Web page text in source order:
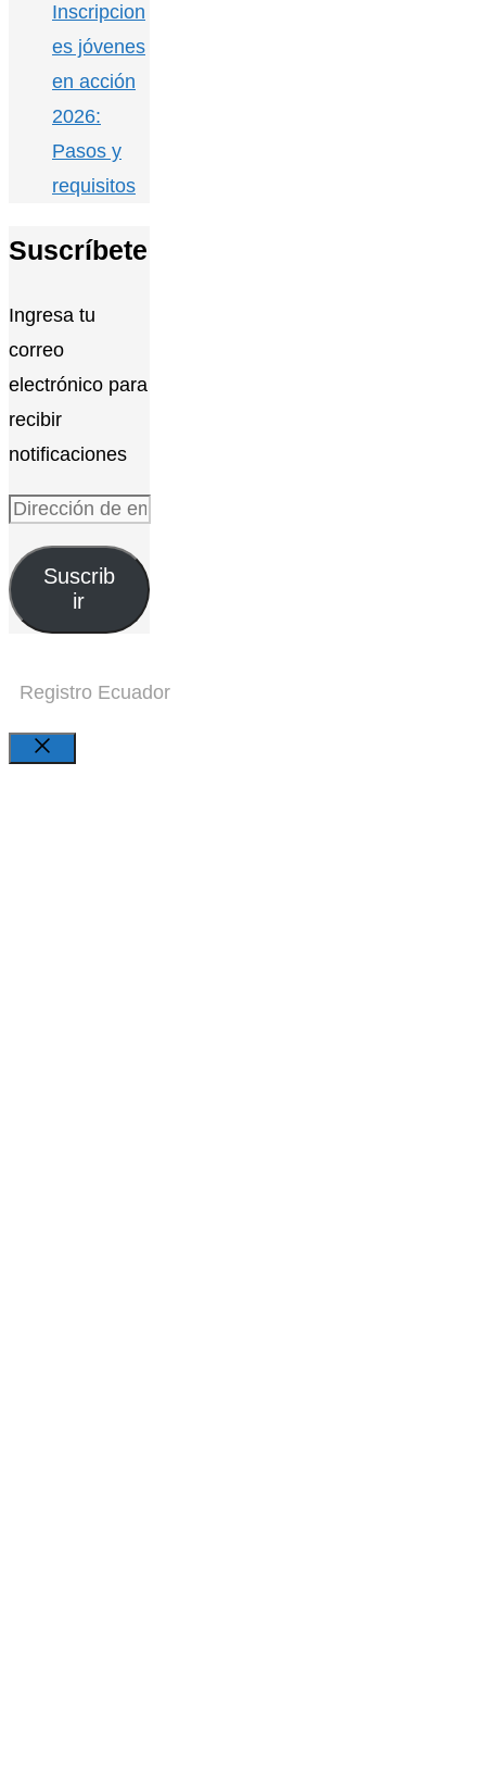
Inscripcion
es jóvenes
en acción
2026:
Pasos y
requisitos
Suscríbete
Ingresa tu
correo
electrónico para
recibir
notificaciones
Dirección
emailSuscrib
ir
Registro Ecuador
Close